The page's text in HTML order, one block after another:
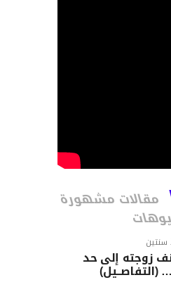
مقالات مشهورة
سنتين
زوجته إلى حد
(التفاصــيل)